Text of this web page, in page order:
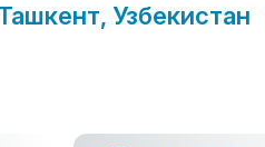
Узбекистан